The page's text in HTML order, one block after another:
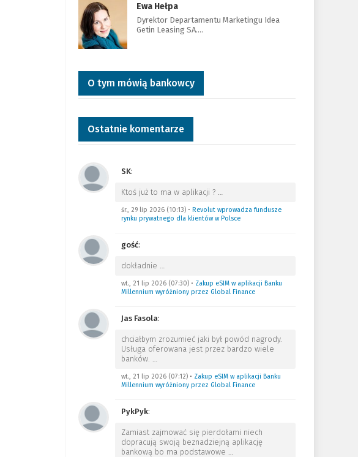
Ewa Hełpa
Dyrektor Departamentu Marketingu Idea
Getin Leasing SA.…
O tym mówią bankowcy
Ostatnie komentarze
SK:
Ktoś już to ma w aplikacji ? …
śr., 29 lip 2026 (10:13)• Revolut wprowadza fundusze
rynku prywatnego dla klientów w Polsce
gość:
dokładnie …
wt., 21 lip 2026 (07:30)• Zakup eSIM w aplikacji Banku
Millennium wyróżniony przez Global Finance
Jas Fasola:
chciałbym zrozumieć jaki był powód nagrody.
Usługa oferowana jest przez bardzo wiele
banków. …
wt., 21 lip 2026 (07:12)• Zakup eSIM w aplikacji Banku
Millennium wyróżniony przez Global Finance
PykPyk:
Zamiast zajmować się pierdołami niech
dopracują swoją beznadziejną aplikację
bankową bo ma podstawowe …